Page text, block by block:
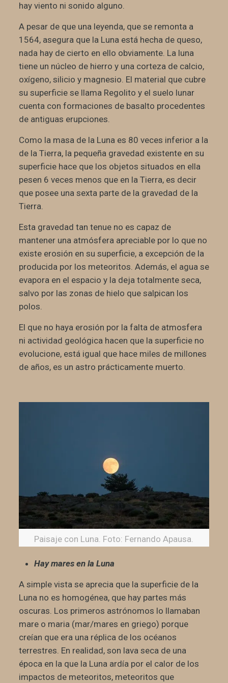
hay viento ni sonido alguno.
A pesar de que una leyenda, que se remonta a
1564, asegura que la Luna está hecha de queso,
nada hay de cierto en ello obviamente. La luna
tiene un núcleo de hierro y una corteza de calcio,
oxígeno, silicio y magnesio. El material que cubre
su superficie se llama Regolito y el suelo lunar
cuenta con formaciones de basalto procedentes
de antiguas erupciones.
Como la masa de la Luna es 80 veces inferior a la
de la Tierra, la pequeña gravedad existente en su
superficie hace que los objetos situados en ella
pesen 6 veces menos que en la Tierra, es decir
que posee una sexta parte de la gravedad de la
Tierra.
Esta gravedad tan tenue no es capaz de
mantener una atmósfera apreciable por lo que no
existe erosión en su superficie, a excepción de la
producida por los meteoritos. Además, el agua se
evapora en el espacio y la deja totalmente seca,
salvo por las zonas de hielo que salpican los
polos.
El que no haya erosión por la falta de atmosfera
ni actividad geológica hacen que la superficie no
evolucione, está igual que hace miles de millones
de años, es un astro prácticamente muerto.
Paisaje con Luna. Foto: Fernando Apausa.
Hay mares en la Luna
A simple vista se aprecia que la superficie de la
Luna no es homogénea, que hay partes más
oscuras. Los primeros astrónomos lo llamaban
mare o maria (mar/mares en griego) porque
creían que era una réplica de los océanos
terrestres. En realidad, son lava seca de una
época en la que la Luna ardía por el calor de los
impactos de meteoritos, meteoritos que